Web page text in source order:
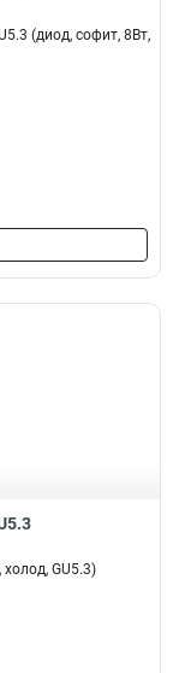
(диод, софит, 8Вт,
холод, GU5.3)